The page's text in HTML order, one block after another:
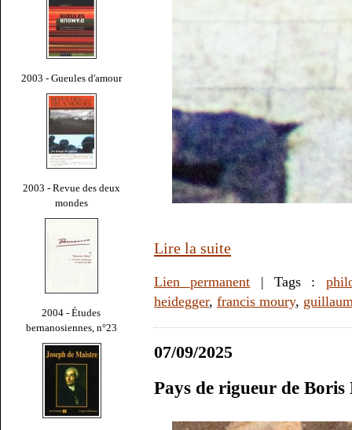
2003 - Gueules d'amour
2003 - Revue des deux
mondes
2004 - Études
bernanosiennes, n°23
Lire la suite
Lien permanent | Tags :
heidegger, francis moury,
07/09/2025
Pays de rigueur de Boris